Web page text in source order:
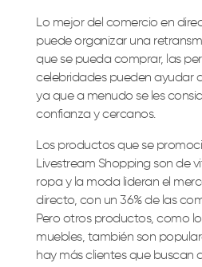
Lo mejor del comercio en
puede organizar una
que se pueda comprar, las
celebridades pueden ayudar
ya que a menudo se les
confianza y cercanos.
Los productos que se
Livestream Shopping son de
ropa y la moda lideran el
directo, con un 36% de las
Pero otros productos, como
muebles, también son
hay más clientes que buscan